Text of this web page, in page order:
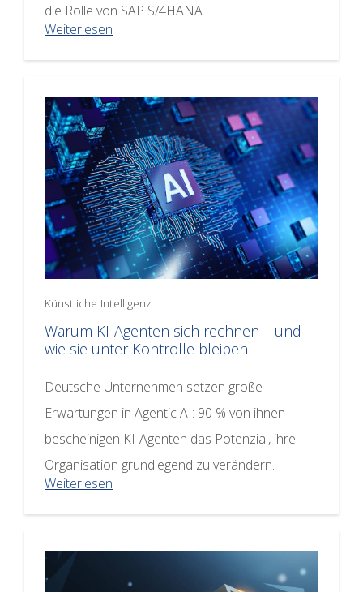
die Rolle von SAP S/4HANA.
Weiterlesen
Künstliche Intelligenz
Warum KI-Agenten sich rechnen – und
wie sie unter Kontrolle bleiben
Deutsche Unternehmen setzen große
Erwartungen in Agentic AI: 90 % von ihnen
bescheinigen KI-Agenten das Potenzial, ihre
Organisation grundlegend zu verändern.
Weiterlesen